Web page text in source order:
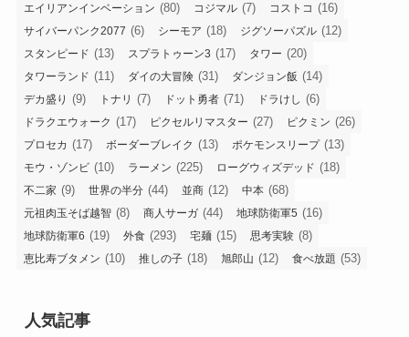
エイリアンインベーション (80) コジマル (7) コストコ (16)
サイバーパンク2077 (6) シーモア (18) ジグソーパズル (12)
スタンピード (13) スプラトゥーン3 (17) タワー (20)
タワーランド (11) ダイの大冒険 (31) ダンジョン飯 (14)
デカ盛り (9) トナリ (7) ドット勇者 (71) ドラけし (6)
ドラクエウォーク (17) ピクセルリマスター (27) ピクミン (26)
プロセカ (17) ボーダーブレイク (13) ポケモンスリープ(13)
モウ・ゾンビ (10) ラーメン (225) ローグウィズデッド (18)
不二家 (9) 世界の半分 (44) 並商 (12) 中本 (68)
元祖肉玉そば越智 (8) 商人サーガ (44) 地球防衛軍5 (16)
地球防衛軍6 (19) 外食 (293) 宅麺 (15) 思考実験 (8)
恵比寿ブタメン (10) 推しの子 (18) 旭郎山 (12) 食べ放題 (53)
人気記事